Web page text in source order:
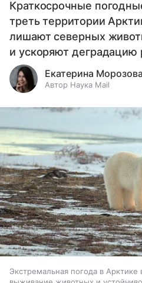
Краткосрочные
треть территории
лишают северных
и ускоряют деградацию
Екатерина Морозова
Автор Наука Mail
Экстремальная погода в